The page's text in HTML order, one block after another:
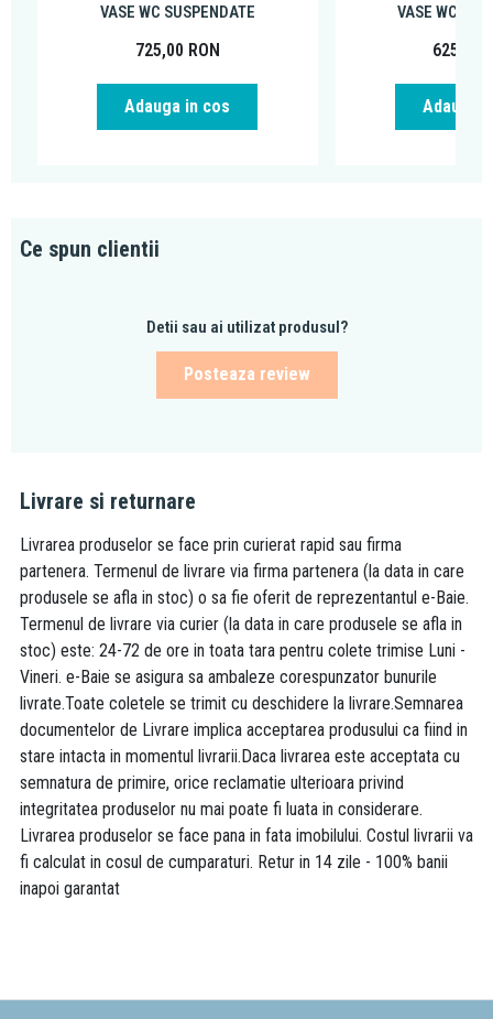
VASE WC SUSPENDATE
725,00 RON
Adauga in cos
VASE WC
625,00
Adauga
Ce spun clientii
Detii sau ai utilizat produsul?
Posteaza review
Livrare si returnare
Livrarea produselor se face prin curierat rapid sau firma
partenera. Termenul de livrare via firma partenera (la data in care
produsele se afla in stoc) o sa fie oferit de reprezentantul e-Baie.
Termenul de livrare via curier (la data in care produsele se afla in
stoc) este: 24-72 de ore in toata tara pentru colete trimise Luni -
Vineri. e-Baie se asigura sa ambaleze corespunzator bunurile
livrate.Toate coletele se trimit cu deschidere la livrare.Semnarea
documentelor de Livrare implica acceptarea produsului ca fiind in
stare intacta in momentul livrarii.Daca livrarea este acceptata cu
semnatura de primire, orice reclamatie ulterioara privind
integritatea produselor nu mai poate fi luata in considerare.
Livrarea produselor se face pana in fata imobilului. Costul livrarii va
fi calculat in cosul de cumparaturi. Retur in 14 zile - 100% banii
inapoi garantat